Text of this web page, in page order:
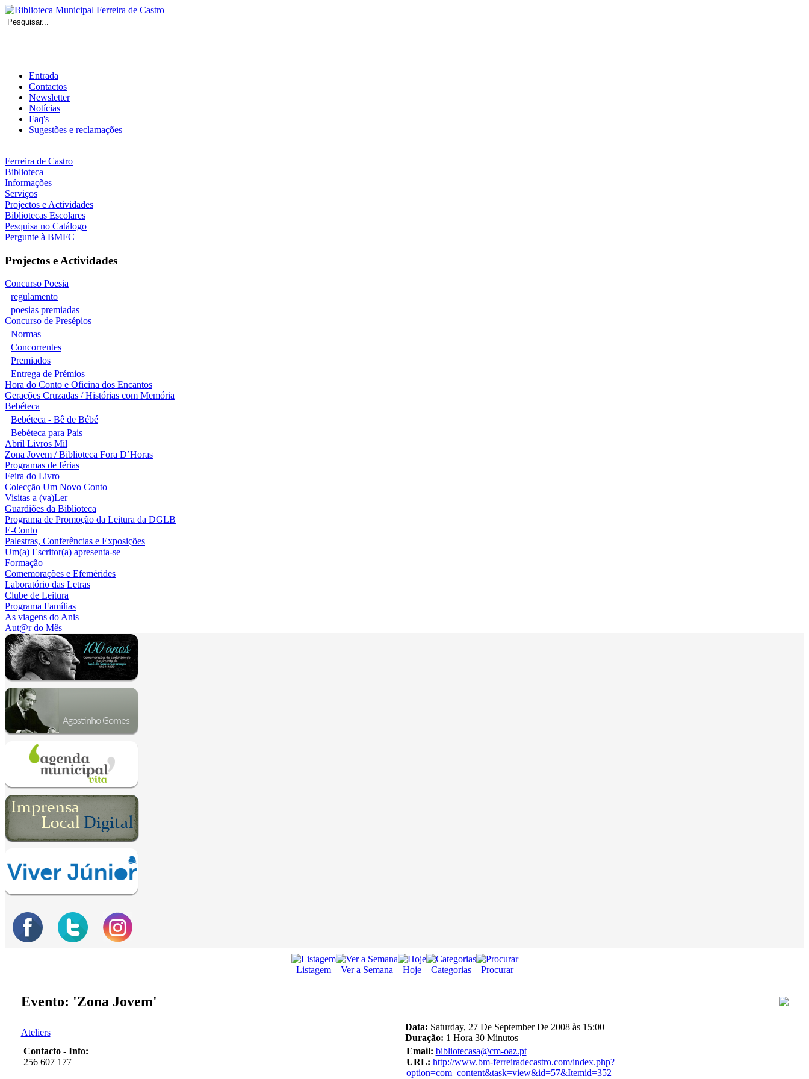
Entrada
Contactos
Newsletter
Notícias
Faq's
Sugestões e reclamações
Ferreira de Castro
Biblioteca
Informações
Serviços
Projectos e Actividades
Bibliotecas Escolares
Pesquisa no Catálogo
Pergunte à BMFC
Projectos e Actividades
Concurso Poesia
regulamento
poesias premiadas
Concurso de Presépios
Normas
Concorrentes
Premiados
Entrega de Prémios
Hora do Conto e Oficina dos Encantos
Gerações Cruzadas / Histórias com Memória
Bebéteca
Bebéteca - Bê de Bébé
Bebéteca para Pais
Abril Livros Mil
Zona Jovem / Biblioteca Fora D’Horas
Programas de férias
Feira do Livro
Colecção Um Novo Conto
Visitas a (va)Ler
Guardiões da Biblioteca
Programa de Promoção da Leitura da DGLB
E-Conto
Palestras, Conferências e Exposições
Um(a) Escritor(a) apresenta-se
Formação
Comemorações e Efemérides
Laboratório das Letras
Clube de Leitura
Programa Famílias
As viagens do Anis
Aut@r do Mês
Listagem Ver a Semana Hoje Categorias Procurar
Evento: 'Zona Jovem'
Ateliers
Data: Saturday, 27 De September De 2008 às 15:00
Duração: 1 Hora 30 Minutos
Contacto - Info:
256 607 177
Email: bibliotecasa@cm-oaz.pt
URL: http://www.bm-ferreiradecastro.com/index.php?
option=com_content&task=view&id=57&Itemid=352